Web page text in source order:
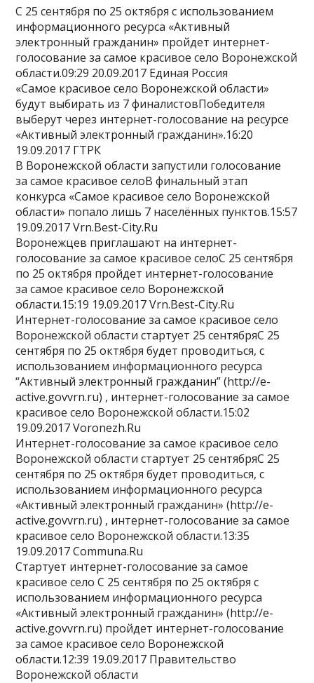
С 25 сентября по 25 октября с использованием
информационного ресурса «Активный
электронный гражданин» пройдет интернет-
голосование за самое красивое село Воронежской
области.09:29 20.09.2017 Единая Россия
«Самое красивое село Воронежской области»
будут выбирать из 7 финалистовПобедителя
выберут через интернет-голосование на ресурсе
«Активный электронный гражданин».16:20
19.09.2017 ГТРК
В Воронежской области запустили голосование
за самое красивое селоВ финальный этап
конкурса «Самое красивое село Воронежской
области» попало лишь 7 населённых пунктов.15:57
19.09.2017 Vrn.Best-City.Ru
Воронежцев приглашают на интернет-
голосование за самое красивое селоС 25 сентября
по 25 октября пройдет интернет-голосование
за самое красивое село Воронежской
области.15:19 19.09.2017 Vrn.Best-City.Ru
Интернет-голосование за самое красивое село
Воронежской области стартует 25 сентябряС 25
сентября по 25 октября будет проводиться, с
использованием информационного ресурса
“Активный электронный гражданин” (http://e-
active.govvrn.ru) , интернет-голосование за самое
красивое село Воронежской области.15:02
19.09.2017 Voronezh.Ru
Интернет-голосование за самое красивое село
Воронежской области стартует 25 сентябряС 25
сентября по 25 октября будет проводиться, с
использованием информационного ресурса
«Активный электронный гражданин» (http://e-
active.govvrn.ru) , интернет-голосование за самое
красивое село Воронежской области.13:35
19.09.2017 Communa.Ru
Стартует интернет-голосование за самое
красивое село С 25 сентября по 25 октября с
использованием информационного ресурса
«Активный электронный гражданин» (http://e-
active.govvrn.ru) пройдет интернет-голосование
за самое красивое село Воронежской
области.12:39 19.09.2017 Правительство
Воронежской области